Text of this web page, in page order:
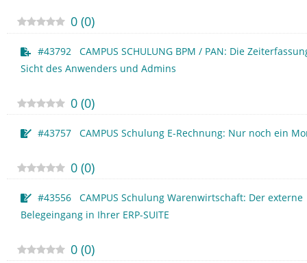
0 (0)
#43792 CAMPUS SCHULUNG BPM / PAN: Die
Sicht des Anwenders und Admins
0 (0)
#43757 CAMPUS Schulung E-Rechnung: Nur noch ein
0 (0)
#43556 CAMPUS Schulung Warenwirtschaft: Der externe
Belegeingang in Ihrer ERP-SUITE
0 (0)